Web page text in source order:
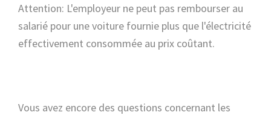
Attention: L'employeur ne peut pas rembourser au
salarié pour une voiture fournie plus que l'électricité
effectivement consommée au prix coûtant.
Vous avez encore des questions concernant les